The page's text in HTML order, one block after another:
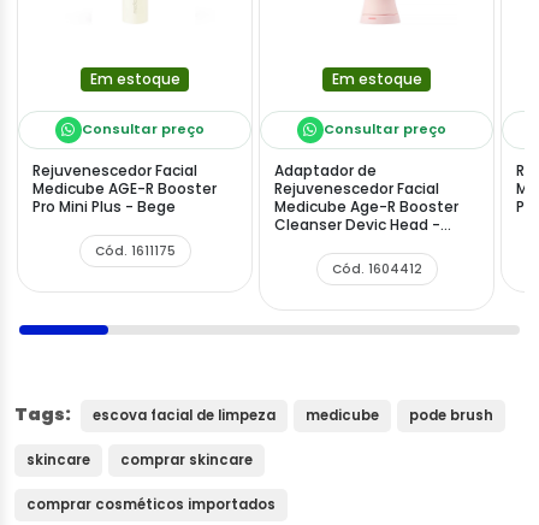
Em estoque
Consultar preço
Rejuvenescedor Facial
Medicube AGE-R Booster
Pro Mini Plus - Bege
Cód. 1611175
Em estoque
Consultar preço
Adaptador de
Rejuvenescedor Facial
Medicube Age-R Booster
Cleanser Devic Head -
Cód. 1604412
Tags: escova facial de limpeza medicube pode brush
skincare comprar skincare
comprar cosméticos importados